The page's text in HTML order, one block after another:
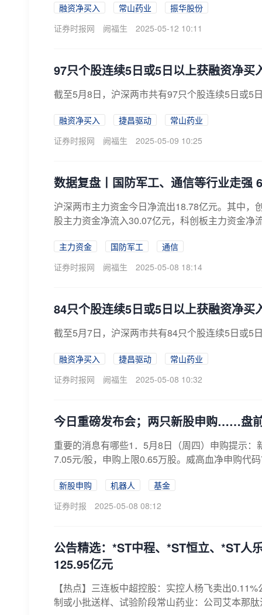
融资净买入 常山药业
振华股份
证券时报网
阙福生 2025-05-12 10:11
97只个股连续5日或5日以上获融资净买
截至5月8日，沪深两市共有97只个股连续5日或5
融资净买入 捷昌驱动
常山药业
证券时报网
阙福生 2025-05-09 10:25
数据复盘丨国防军工、通信等行业走强
沪深两市主力资金今日净流出18.78亿元。其中，
股主力资金净流入30.07亿元，科创板主力资金净
主力资金 国防军工
通信
证券时报网
阙福生 2025-05-08 18:14
84只个股连续5日或5日以上获融资净买
截至5月7日，沪深两市共有84只个股连续5日或5
融资净买入 捷昌驱动
常山药业
证券时报网
阙福生 2025-05-08 10:32
今日重磅发布会；两只新股申购……盘
重要的消息有哪些1．5月8日（周四）申购提示
7.05元/股，申购上限0.65万股。威高血净申购代
新股申购 机器人
基金
证券时报
2025-05-08 08:12
公告精选：*ST中程、*ST恒立、*ST人
125.95亿元
【热点】三连板中超控股：实控人杨飞卖出
制或小批送样、试验阶段常山药业：公司艾本那